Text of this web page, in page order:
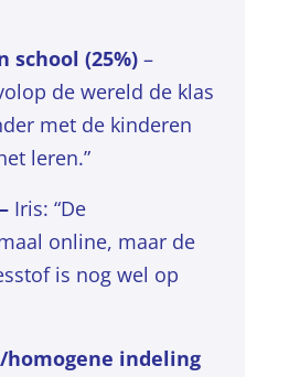
school (25%) –
de wereld de klas
met de kinderen
leren.”
Iris: “De
online, maar de
is nog wel op
indeling